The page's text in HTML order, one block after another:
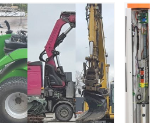
Hub along a key
is operated by
and installed by WGB
Pvt. Ltd., representing a
in strengthening
infrastructure. This
of a broader project to
fast-charging
country, underlining
commitment to